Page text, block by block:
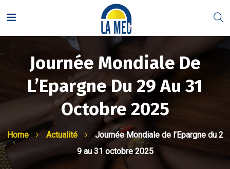
Journée Mondiale De
L’Epargne Du 29 Au 31
Octobre 2025
Home Actualité
Journée Mondiale de l’Epargne du 2
9 au 31 octobre 2025